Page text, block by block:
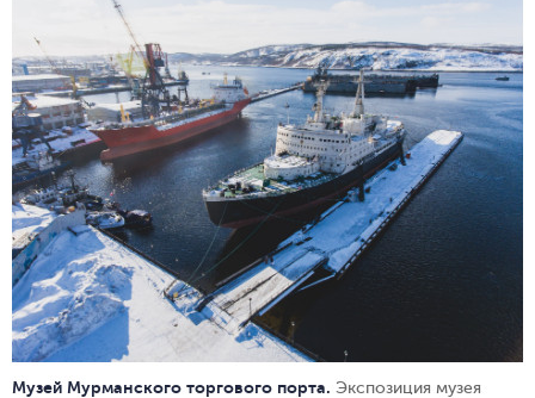
Музей Мурманского торгового порта. Экспозиция музея